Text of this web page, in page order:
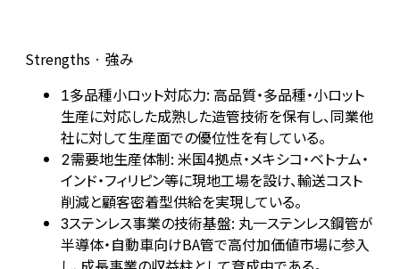
Strengths · 強み
1多品種小ロット対応力: 高品質・多品種・小ロット
生産に対応した成熟した造管技術を保有し、同業他
社に対して生産面での優位性を有している。
2需要地生産体制: 米国4拠点・メキシコ・ベトナム・
インド・フィリピン等に現地工場を設け、輸送コスト
削減と顧客密着型供給を実現している。
3ステンレス事業の技術基盤: 丸一ステンレス鋼管が
半導体・自動車向けBA管で高付加価値市場に参入